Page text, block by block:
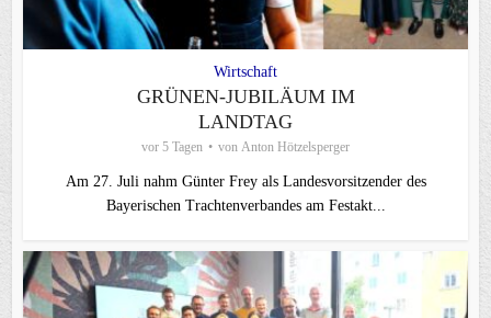
Wirtschaft
GRÜNEN-JUBILÄUM IM
LANDTAG
vor 5 Tagen von Anton Hötzelsperger
Am 27. Juli nahm Günter Frey als Landesvorsitzender des
Bayerischen Trachtenverbandes am Festakt...